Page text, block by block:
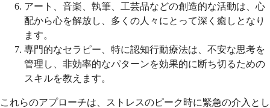
アート、音楽、執筆、工芸品などの創造的な活動は、心
配から心を解放し、多くの人々にとって深く癒しとなり
ます。
専門的なセラピー、特に認知行動療法は、不安な思考を
管理し、非効率的なパターンを効果的に断ち切るための
スキルを教えます。
これらのアプローチは、ストレスのピーク時に緊急の介入とし